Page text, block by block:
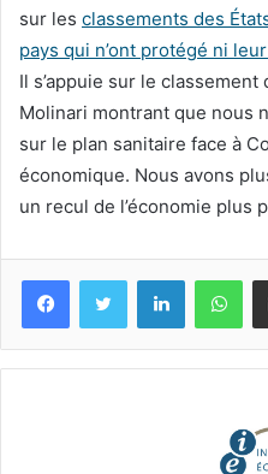
sur les classements des
pays qui n’ont protégé ni
Il s’appuie sur le
Molinari montrant que nous
sur le plan sanitaire face à
économique. Nous avons
un recul de l’économie plus
FacebookTwitter Linkedin